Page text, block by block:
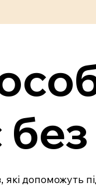
допоможуть